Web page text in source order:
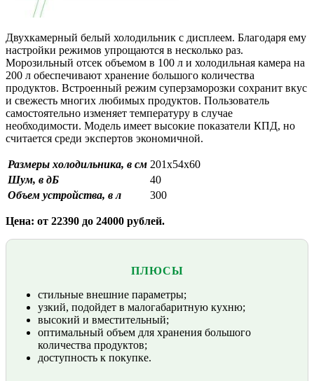
Двухкамерный белый холодильник с дисплеем. Благодаря ему
настройки режимов упрощаются в несколько раз.
Морозильный отсек объемом в 100 л и холодильная камера на
200 л обеспечивают хранение большого количества
продуктов. Встроенный режим суперзаморозки сохранит вкус
и свежесть многих любимых продуктов. Пользователь
самостоятельно изменяет температуру в случае
необходимости. Модель имеет высокие показатели КПД, но
считается среди экспертов экономичной.
Размеры холодильника, в см 201х54х60
Шум, в дБ
40
Объем устройства, в л
300
Цена: от 22390 до 24000 рублей.
ПЛЮСЫ
стильные внешние параметры;
узкий, подойдет в малогабаритную кухню;
высокий и вместительный;
оптимальный объем для хранения большого
количества продуктов;
доступность к покупке.